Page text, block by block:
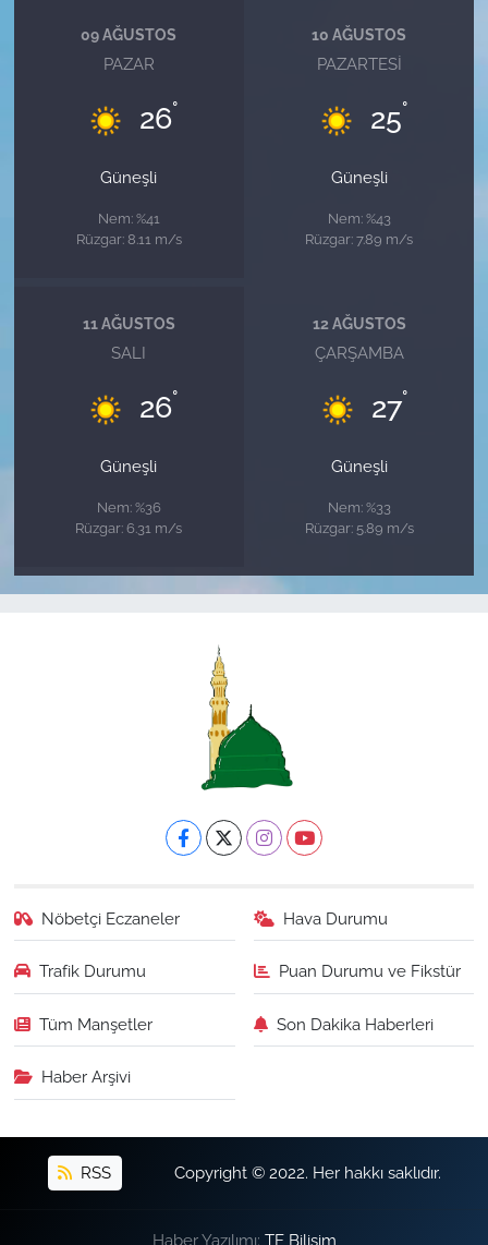
09 AĞUSTOS
PAZAR
26°
Güneşli
Nem: %41
Rüzgar: 8.11 m/s
10 AĞUSTOS
PAZARTESI
25°
Güneşli
Nem: %43
Rüzgar: 7.89 m/s
11 AĞUSTOS
SALI
26°
Güneşli
Nem: %36
Rüzgar: 6.31 m/s
12 AĞUSTOS
ÇARŞAMBA
27°
Güneşli
Nem: %33
Rüzgar: 5.89 m/s
Nöbetçi Eczaneler Hava Durumu
Trafik Durumu Puan Durumu ve Fikstür
Tüm Manşetler Son Dakika Haberleri
Haber Arşivi
RSS Copyright © 2022. Her hakkı saklıdır.
Haber Yazılımı: TE Bilişim